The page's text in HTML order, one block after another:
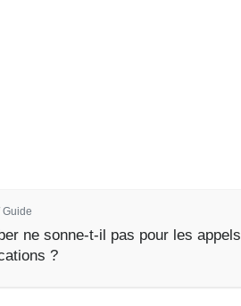
Guide
ne sonne-t-il pas pour les appels
?